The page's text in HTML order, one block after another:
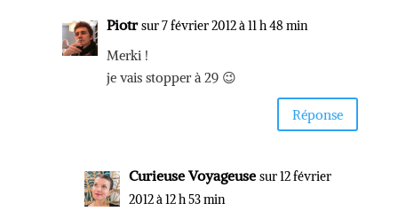
Piotr sur 7 février 2012 à 11 h 48 min
Merki !
je vais stopper à 29 😉
Réponse
Curieuse Voyageuse sur 12 février
2012 à 12 h 53 min